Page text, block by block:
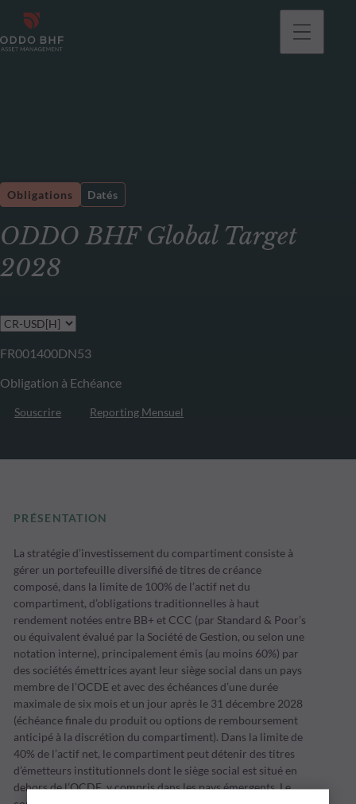
ODDO BHF Global Target
2028
Obligations Datés
FR001400DN53
Obligation à Echéance
Souscrire Reporting Mensuel
PRÉSENTATION
La stratégie d’investissement du compartiment consiste à
gérer un portefeuille diversifié de titres de créance
composé, dans la limite de 100% de l’actif net du
compartiment, d’obligations traditionnelles à haut
rendement notées entre BB+ et CCC (par Standard & Poor’s
ou équivalent évalué par la Société de Gestion, ou selon une
notation interne), principalement émis (au moins 60%) par
des sociétés émettrices ayant leur siège social dans un pays
membre de l’OCDE et avec des échéances d’une durée
maximale de six mois et un jour après le 31 décembre 2028
(échéance finale du produit ou options de remboursement
anticipé à la discrétion du compartiment). Dans la limite de
40% de l’actif net, le compartiment peut détenir des titres
d’émetteurs institutionnels dont le siège social est situé en
dehors de l’OCDE, y compris dans les pays émergents. Le